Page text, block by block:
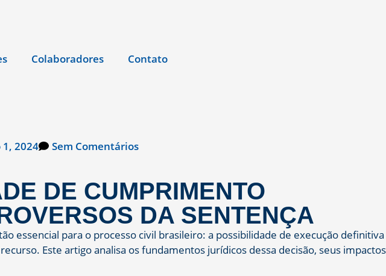
Colaboradores Contato
2024
Sem Comentários
DE CUMPRIMENTO
DA SENTENÇA
essencial para o processo civil brasileiro: a possibilidade de execução definitiva
Este artigo analisa os fundamentos jurídicos dessa decisão, seus impactos